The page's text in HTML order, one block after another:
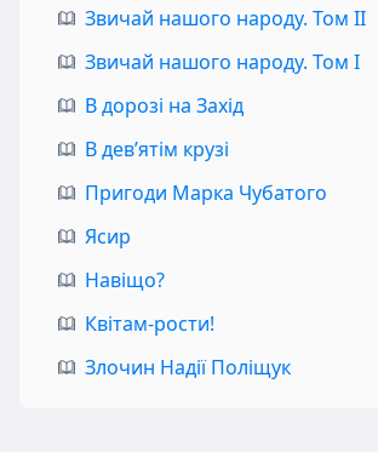
Звичай нашого народу. Том II
Звичай нашого народу. Том I
В дорозі на Захід
В дев’ятім крузі
Пригоди Марка Чубатого
Ясир
Навіщо?
Квітам-рости!
Злочин Надії Поліщук